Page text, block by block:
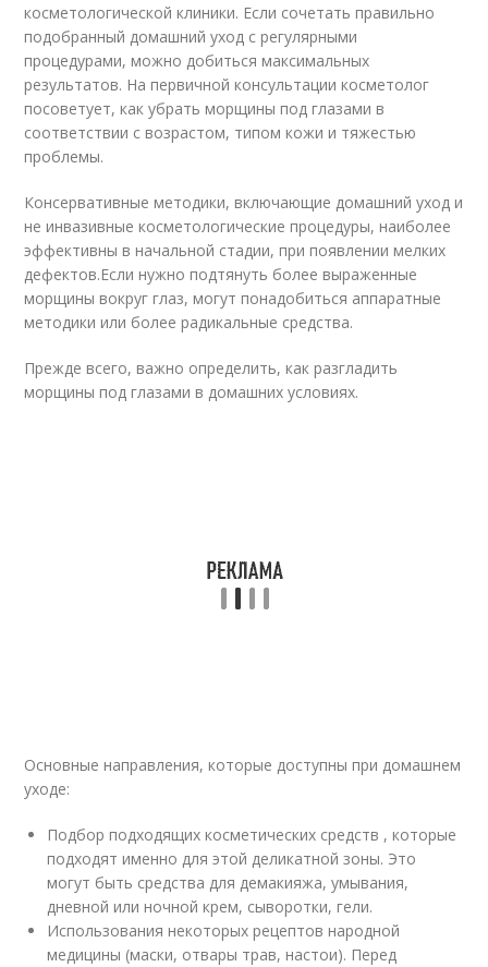
косметологической клиники. Если сочетать правильно
подобранный домашний уход с регулярными
процедурами, можно добиться максимальных
результатов. На первичной консультации косметолог
посоветует, как убрать морщины под глазами в
соответствии с возрастом, типом кожи и тяжестью
проблемы.
Консервативные методики, включающие домашний уход и
не инвазивные косметологические процедуры, наиболее
эффективны в начальной стадии, при появлении мелких
дефектов.Если нужно подтянуть более выраженные
морщины вокруг глаз, могут понадобиться аппаратные
методики или более радикальные средства.
Прежде всего, важно определить, как разгладить
морщины под глазами в домашних условиях.
Основные направления, которые доступны при домашнем
уходе:
Подбор подходящих косметических средств , которые
подходят именно для этой деликатной зоны. Это
могут быть средства для демакияжа, умывания,
дневной или ночной крем, сыворотки, гели.
Использования некоторых рецептов народной
медицины (маски, отвары трав, настои). Перед